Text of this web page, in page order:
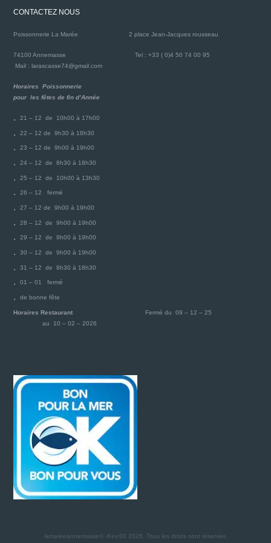
CONTACTEZ NOUS
Poissonnerie La Marée2 place Jean-Jacques rousseau
74100 AnnemasseTel : +33 ( 0)4 50 74 00 95
Mail : larascasse74@gmail.com
Horaires Poissonnerie
pour les fêtes de fin d’Année
21 – 12 de 10h00 à 17h00
22 – 12 de 9h30 à 18h30
23 – 12 de 9h00 à 19h00
24 – 12 de 8h30 à 18h30
25 – 12 de 10h00 à 13h30
26 – 12 fermé
27 – 12 de 9h00 à 19h00
28 – 12 de 9h00 à 19h00
29 – 12 de 9h00 à 19h00
30 – 12 de 9h00 à 19h00
31 – 12 de 8h30 à 18h30
01 – 01 fermé
de bonne fête
Horaires Restaurant Fermé du 09 – 12 – 25
au 10 – 02 – 2026
lamareeannemasse© -Kev.00 2026. Tous les droits sont réservés.